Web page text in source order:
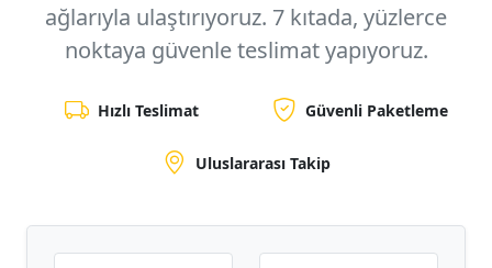
ağlarıyla ulaştırıyoruz. 7 kıtada, yüzlerce
noktaya güvenle teslimat yapıyoruz.
Hızlı Teslimat Güvenli Paketleme
Uluslararası Takip